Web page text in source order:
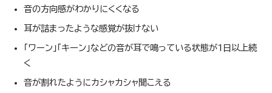
音の方向感がわかりにくくなる
耳が詰まったような感覚が抜けない
「ワーン」「キーン」などの音が耳で鳴っている状態が1日以上続
く
音が割れたようにカシャカシャ聞こえる